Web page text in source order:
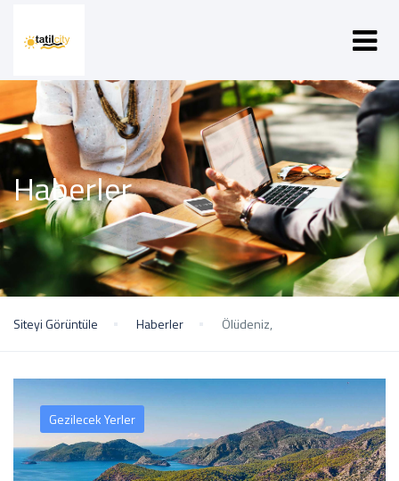
Haberler
Siteyi Görüntüle Haberler Ölüdeniz,
Gezilecek Yerler